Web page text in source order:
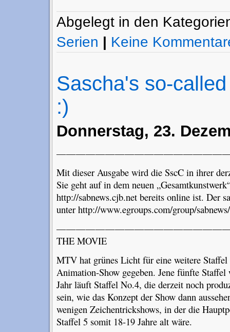
Abgelegt in den
Serien | Keine
Sascha's so-
:)
Donnerstag, 23.
Mit dieser Ausgabe wird die SscC in ihrer
Sie geht auf in dem neuen
http://sabnews.cjb.net bereits online ist. Der
unter http://www.egroups.com/group/
THE MOVIE
MTV hat grünes Licht für eine weitere
Animation-Show gegeben. Jene fünfte
Jahr läuft Staffel No.4, die derzeit noch
sein, wie das Konzept der Show dann
wenigen Zeichentrickshows, in der die
Staffel 5 somit 18-19 Jahre alt wäre.